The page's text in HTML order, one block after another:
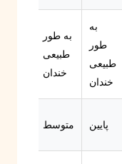
به
طور
طبیعی
خندان
به طور
طبیعی
خندان
پایین متوسط